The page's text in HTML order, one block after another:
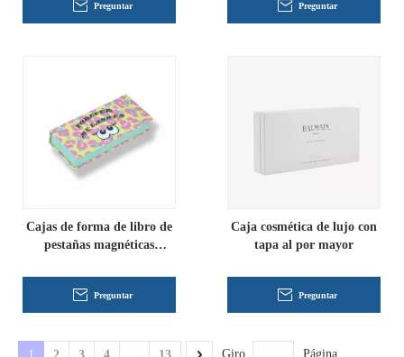
Preguntar Preguntar
Cajas de forma de libro de
pestañas magnéticas
por mayor
Preguntar
Caja cosmética de lujo con
tapa al por mayor
Preguntar
Giro
Página